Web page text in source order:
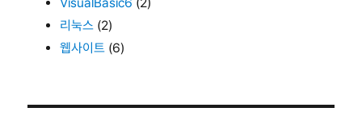
리눅스 (2)
웹사이트 (6)